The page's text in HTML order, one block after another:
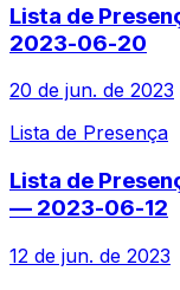
Lista de
2023-06-20
20 de jun. de 2023
Lista de Presença
Lista de
— 2023-06-12
12 de jun. de 2023